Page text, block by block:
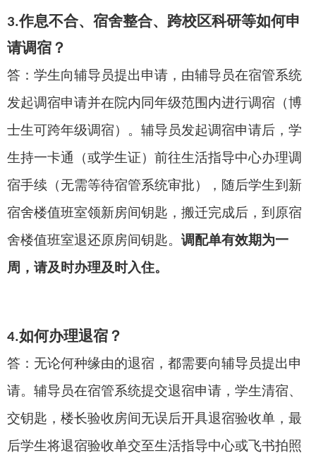
3.作息不合、宿舍整合、跨校区科研等如何申
请调宿？
答： 学生向辅导员提出申请， 由辅导员在宿管系统
发起调宿申请并在院内同年级范围内进行调宿（博
士生可跨年级调宿） 。辅导员发起调宿申请后，学
生持一卡通（或学生证）前往生活指导中心办理调
宿手续（无需等待宿管系统审批），随后学生到新
宿舍楼值班室领新房间钥匙，搬迁完成后，到原宿
舍楼值班室退还原房间钥匙。 调配单有效期为一
周， 请及时办理及时入住。
4.如何办理退宿？
答：无论何种缘由的退宿，都需要向辅导员提出申
请。辅导员在宿管系统提交退宿申请，学生清宿、
交钥匙， 楼长验收房间无误后开具退宿验收单， 最
后学生将退宿验收单交至生活指导中心或飞书拍照